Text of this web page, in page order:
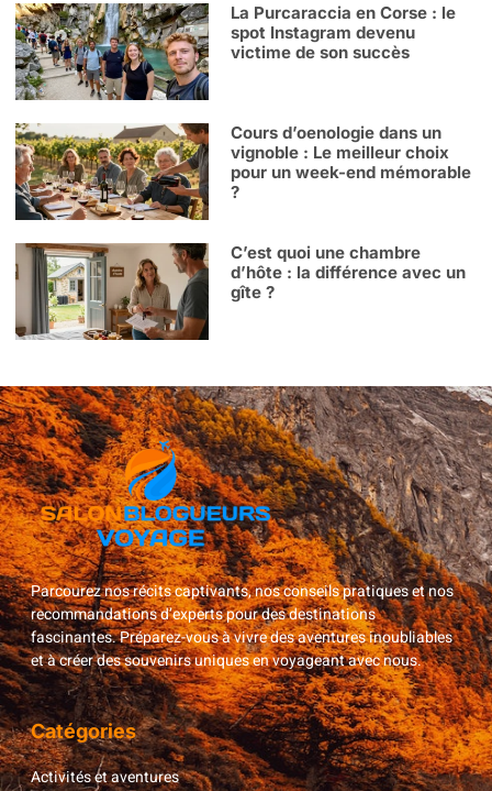
La Purcaraccia en Corse : le
spot Instagram devenu
victime de son succès
Cours d’oenologie dans un
vignoble : Le meilleur choix
pour un week-end mémorable
?
C’est quoi une chambre
d’hôte : la différence avec un
gîte ?
Parcourez nos récits captivants, nos conseils pratiques et nos
recommandations d’experts pour des destinations
fascinantes. Préparez-vous à vivre des aventures inoubliables
et à créer des souvenirs uniques en voyageant avec nous.
Catégories
Activités et aventures